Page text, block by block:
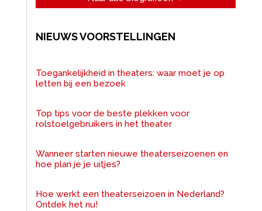
NIEUWS VOORSTELLINGEN
Toegankelijkheid in theaters: waar moet je op
letten bij een bezoek
Top tips voor de beste plekken voor
rolstoelgebruikers in het theater
Wanneer starten nieuwe theaterseizoenen en
hoe plan je je uitjes?
Hoe werkt een theaterseizoen in Nederland?
Ontdek het nu!